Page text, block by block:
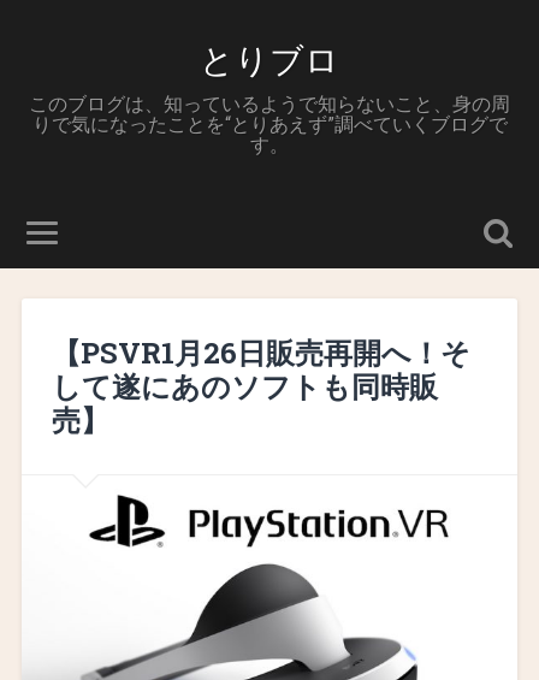
とりブロ
このブログは、知っているようで知らないこと、身の周
りで気になったことを“とりあえず”調べていくブログで
す。
【PSVR1月26日販売再開へ！そ
して遂にあのソフトも同時販
売】